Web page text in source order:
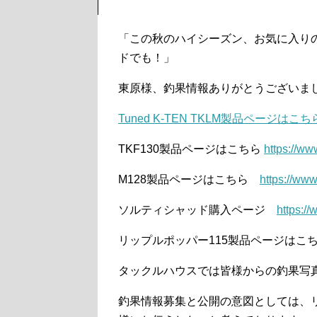
「この秋のハイシーズン、お気に入
ドでも！」
東原様、釣果情報ありがとうございま
Tuned K-TEN TKLM製品ページはこち
TKF130製品ページはこちら https://
M128製品ページはこちら https://
ソルティシャッド購入ページ https://
リップルポッパー115製品ページは
タックルハウスでは皆様からの釣果
釣果情報募集と公開の意図としては、